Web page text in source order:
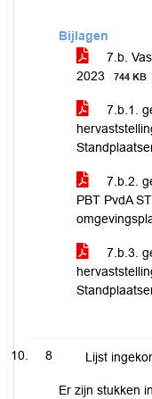
Bijlagen
7.b.
2023
744 KB
7.b.1.
7.b.2.
PBT PvdA
7.b.3.
8 Lijst
Er zijn stukken